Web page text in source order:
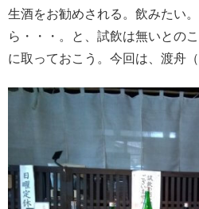
生酒をお勧めされる。飲みたい
ら・・・。と、試飲は無いとの
に取っておこう。今回は、渡舟